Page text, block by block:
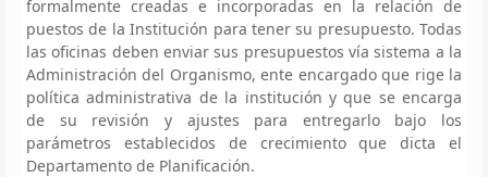
formalmente creadas e incorporadas en la relación de
puestos de la Institución para tener su presupuesto. Todas
las oficinas deben enviar sus presupuestos vía sistema a la
Administración del Organismo, ente encargado que rige la
política administrativa de la institución y que se encarga
de su revisión y ajustes para entregarlo bajo los
parámetros establecidos de crecimiento que dicta el
Departamento de Planificación.